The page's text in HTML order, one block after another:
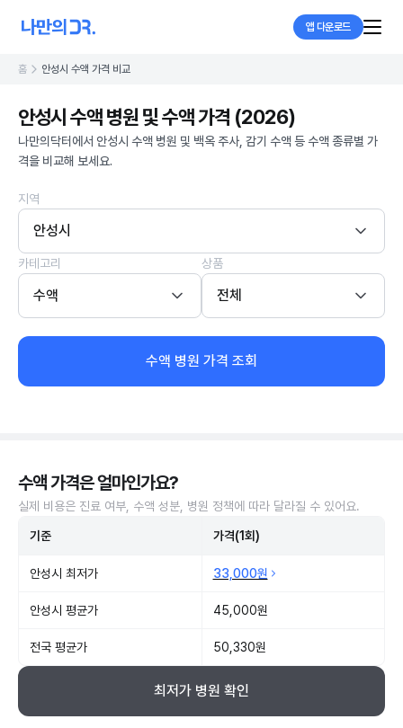
앱 다운로드
홈 안성시 수액 가격 비교
안성시 수액 병원 및 수액 가격 (2026)
나만의닥터에서 안성시 수액 병원 및 백옥 주사, 감기 수액 등 수액 종류별 가
격을 비교해 보세요.
지역
안성시
카테고리
수액
상품
전체
수액 병원 가격 조회
수액 가격은 얼마인가요?
실제 비용은 진료 여부, 수액 성분, 병원 정책에 따라 달라질 수 있어요.
기준 가격(1회)
안성시 최저가 33,000원
안성시 평균가 45,000원
전국 평균가 50,330원
최저가 병원 확인